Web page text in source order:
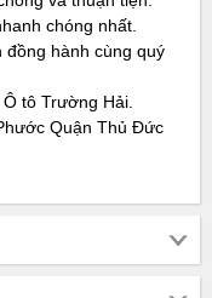
chóng nhất.
đồng hành cùng quý
tô Trường Hải.
Quận Thủ Đức